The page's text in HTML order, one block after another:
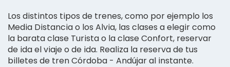
Los distintos tipos de trenes, como por ejemplo los
Media Distancia o los Alvia, las clases a elegir como
la barata clase Turista o la clase Confort, reservar
de ida el viaje o de ida. Realiza la reserva de tus
billetes de tren Córdoba - Andújar al instante.